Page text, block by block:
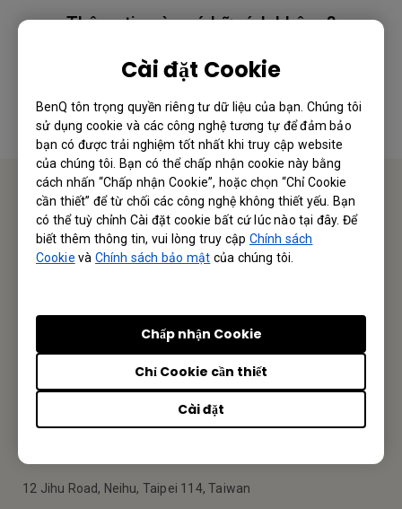
Cài đặt Cookie
BenQ tôn trọng quyền riêng tư dữ liệu của bạn. Chúng tôi
sử dụng cookie và các công nghệ tương tự để đảm bảo
bạn có được trải nghiệm tốt nhất khi truy cập website
của chúng tôi. Bạn có thể chấp nhận cookie này bằng
cách nhấn “Chấp nhận Cookie”, hoặc chọn “Chỉ Cookie
cần thiết” để từ chối các công nghệ không thiết yếu. Bạn
có thể tuỳ chỉnh Cài đặt cookie bất cứ lúc nào tại đây. Để
biết thêm thông tin, vui lòng truy cập Chính sách
Cookie vàChính sách bảo mật của chúng tôi.
Cài đặt
Chỉ Cookie cần thiết
Chấp nhận Cookie
Thông tin này có hữu ích không?
Có Không
Liên hệ chúng tôi
Hân hạnh nhận được phản hồi từ Quý Khách Hàng/ Đối
Gửi Email
Business Vietnam
12 Jihu Road, Neihu, Taipei 114, Taiwan